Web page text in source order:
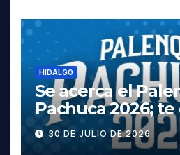
HIDALGO
Se acerca el
Pachuca 2026;
cartelera
fechas y los
30 DE JULIO DE 2026